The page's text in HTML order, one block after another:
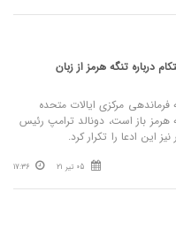
درباره تنگه هرمز از زبان
مرکزی ایالات متحده
باز است، دونالد ترامپ رئیس
این ادعا را تکرار کرد.
05 تیر 21 17:36